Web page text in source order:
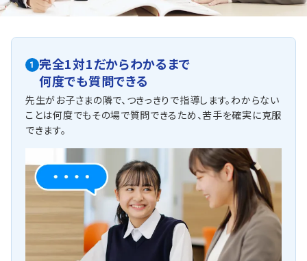
1
完全1対1だからわかるまで
何度でも質問できる
先生がお子さまの隣で、つきっきりで指導します。わからない
ことは何度でもその場で質問できるため、苦手を確実に克服
できます。